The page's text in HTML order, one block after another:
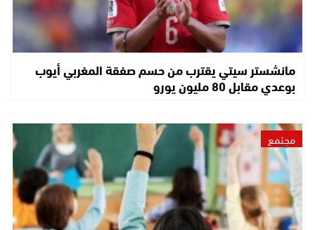
مانشستر سيتي يقترب من حسم صفقة المغربي أيوب
بوعدي مقابل 80 مليون يورو
مجتمع